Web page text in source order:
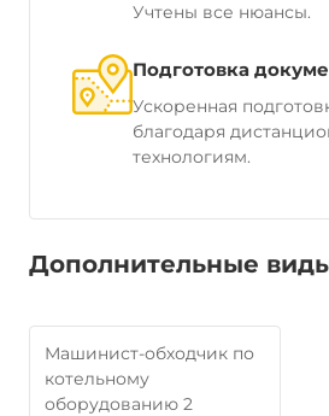
Учтены все нюансы.
Подготовка
Ускоренная
благодаря
технологиям.
Дополнительные
Машинист-обходчик по
котельному
оборудованию 2